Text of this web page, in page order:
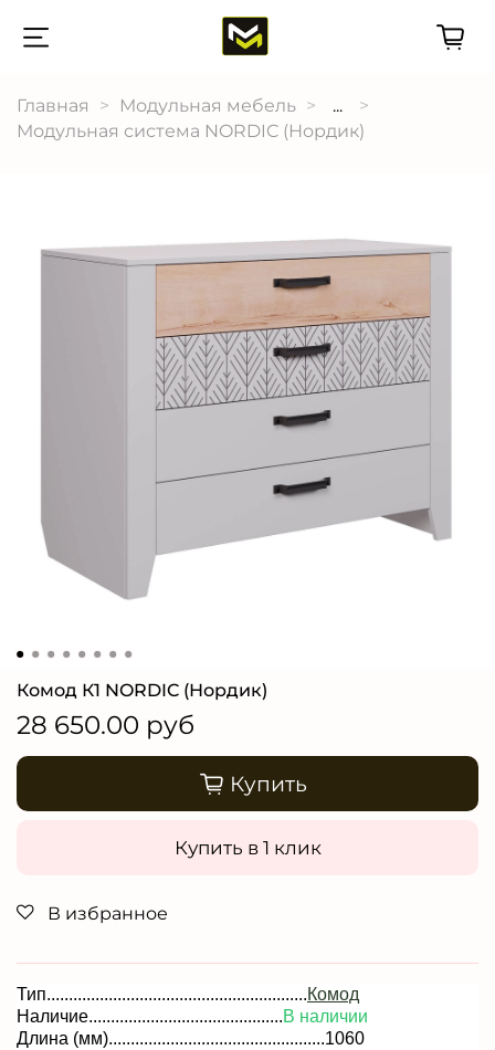
Главная Модульная мебель
...
Модульная система NORDIC (Нордик)
Комод К1 NORDIC (Нордик)
28 650.00 руб
Купить
Купить в 1 клик
В избранное
Тип...........................................................Комод
Наличие............................................В наличии
Длина (мм).................................................1060